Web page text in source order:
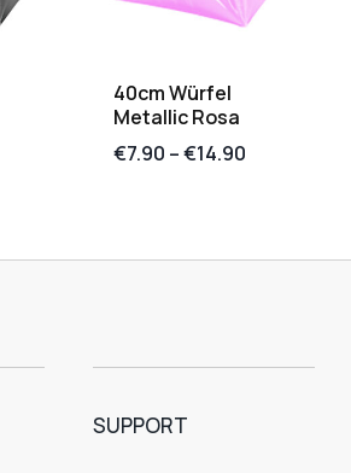
40cm Würfel
Metallic Rosa
€7.90 –€14.90
SUPPORT